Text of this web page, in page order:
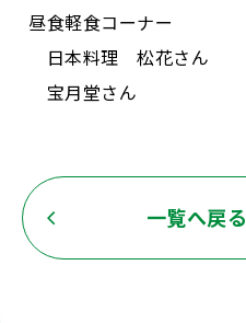
昼食軽食コーナー
日本料理 松花さん
宝月堂さん
一覧へ戻る